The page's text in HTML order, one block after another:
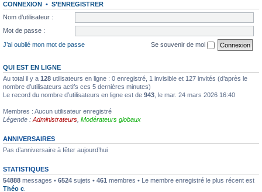
CONNEXION • S’ENREGISTRER
Nom d’utilisateur :
Mot de passe :
J’ai oublié mon mot de passe
Se souvenir de moi
QUI EST EN LIGNE
Au total il y a 128 utilisateurs en ligne : 0 enregistré, 1 invisible et 127 invités (d’après le
nombre d’utilisateurs actifs ces 5 dernières minutes)
Le record du nombre d’utilisateurs en ligne est de 943 , le mar. 24 mars 2026 16:40
Membres : Aucun utilisateur enregistré
Légende : Administrateurs Modérateurs globaux
ANNIVERSAIRES
Pas d’anniversaire à fêter aujourd’hui
STATISTIQUES
54888 messages • 6524 sujets • 461 membres • Le membre enregistré le plus récent est
Théo c